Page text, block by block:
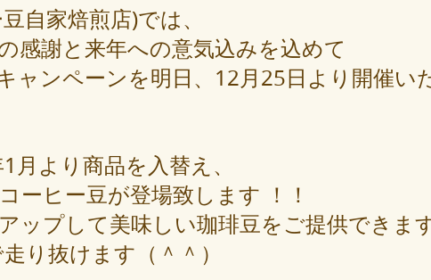
自家焙煎店)では、
感謝と来年への意気込みを込めて
ャンペーンを明日、12月25日より開催い
月より商品を入替え、
ーヒー豆が登場致します ！！
ップして美味しい珈琲豆をご提供できま
り抜けます（＾＾）